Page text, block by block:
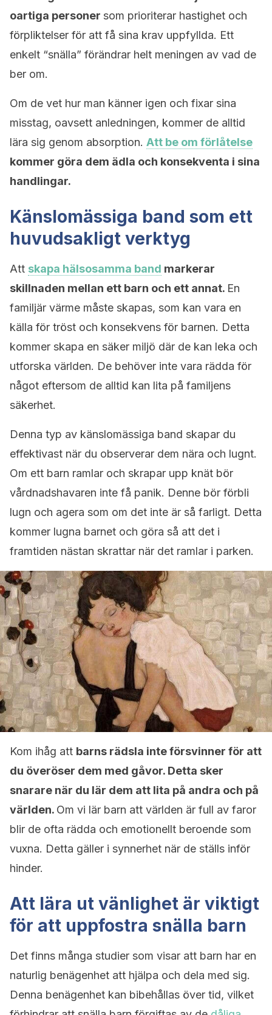
oartiga personer som prioriterar hastighet och
förpliktelser för att få sina krav uppfyllda. Ett
enkelt “snälla” förändrar helt meningen av vad de
ber om.
Om de vet hur man känner igen och fixar sina
misstag, oavsett anledningen, kommer de alltid
lära sig genom absorption. Att be om förlåtelse
kommer göra dem ädla och konsekventa i sina
handlingar.
Känslomässiga band som ett
huvudsakligt verktyg
Att skapa hälsosamma band markerar
skillnaden mellan ett barn och ett annat. En
familjär värme måste skapas, som kan vara en
källa för tröst och konsekvens för barnen. Detta
kommer skapa en säker miljö där de kan leka och
utforska världen. De behöver inte vara rädda för
något eftersom de alltid kan lita på familjens
säkerhet.
Denna typ av känslomässiga band skapar du
effektivast när du observerar dem nära och lugnt.
Om ett barn ramlar och skrapar upp knät bör
vårdnadshavaren inte få panik. Denne bör förbli
lugn och agera som om det inte är så farligt. Detta
kommer lugna barnet och göra så att det i
framtiden nästan skrattar när det ramlar i parken.
Kom ihåg att barns rädsla inte försvinner för att
du överöser dem med gåvor. Detta sker
snarare när du lär dem att lita på andra och på
världen. Om vi lär barn att världen är full av faror
blir de ofta rädda och emotionellt beroende som
vuxna. Detta gäller i synnerhet när de ställs inför
hinder.
Att lära ut vänlighet är viktigt
för att uppfostra snälla barn
Det finns många studier som visar att barn har en
naturlig benägenhet att hjälpa och dela med sig.
Denna benägenhet kan bibehållas över tid, vilket